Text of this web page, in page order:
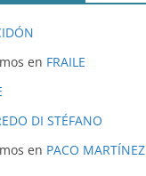
en FRAILE
DI STÉFANO
en PACO MARTÍNEZ